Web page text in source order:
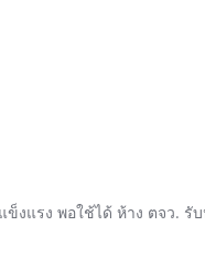
งแรง พอใช้ได้ ห้าง ตจว.